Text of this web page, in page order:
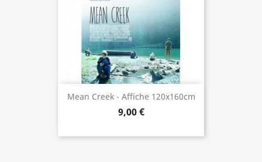
Mean Creek - Affiche 120x160cm
9,00 €